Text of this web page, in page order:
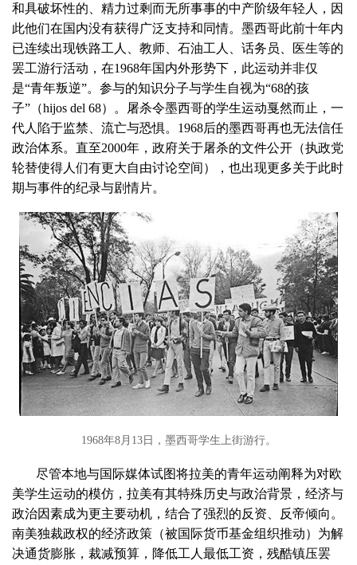
和具破坏性的、精力过剩而无所事事的中产阶级年轻人，因
此他们在国内没有获得广泛支持和同情。墨西哥此前十年内
已连续出现铁路工人、教师、石油工人、话务员、医生等的
罢工游行活动，在1968年国内外形势下，此运动并非仅
是“青年叛逆”。参与的知识分子与学生自视为“68的孩
子”（hijos del 68）。屠杀令墨西哥的学生运动戛然而止，一
代人陷于监禁、流亡与恐惧。1968后的墨西哥再也无法信任
政治体系。直至2000年，政府关于屠杀的文件公开（执政党
轮替使得人们有更大自由讨论空间），也出现更多关于此时
期与事件的纪录与剧情片。
1968年8月13日，墨西哥学生上街游行。
尽管本地与国际媒体试图将拉美的青年运动阐释为对欧
美学生运动的模仿，拉美有其特殊历史与政治背景，经济与
政治因素成为更主要动机，结合了强烈的反资、反帝倾向。
南美独裁政权的经济政策（被国际货币基金组织推动）为解
决通货膨胀，裁减预算，降低工人最低工资，残酷镇压罢